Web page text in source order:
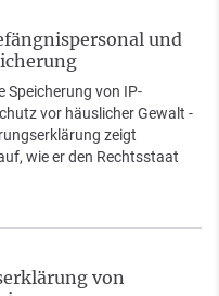
und
Speicherung von IP-
vor häuslicher Gewalt -
zeigt
wie er den Rechtsstaat
von